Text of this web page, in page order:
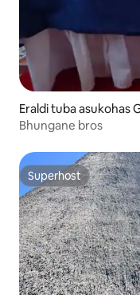
Eraldi tuba asukohas
Bhungane bros
Superhost
Superhost